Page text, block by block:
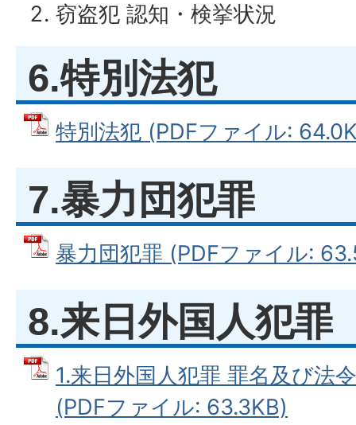
窃盗犯 認知・検挙状況
6.特別法犯
特別法犯 (PDFファイル:
7.暴力団犯罪
暴力団犯罪 (PDFファイル:
8.来日外国人犯罪
1.来日外国人犯罪 罪名及び法
(PDFファイル: 63.3KB)